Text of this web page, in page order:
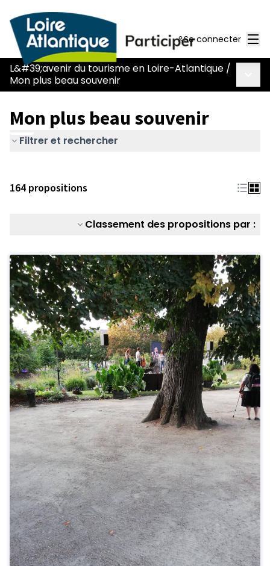
Se connecter
L&#39;avenir du tourisme en Loire-Atlantique /
Mon plus beau souvenir
Mon plus beau souvenir
Filtrer et rechercher
164 propositions
Classement des propositions par :